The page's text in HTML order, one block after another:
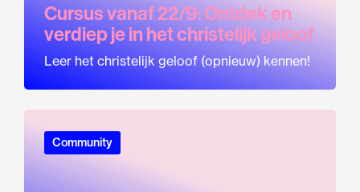
Cursus vanaf 22/9: Ontdek en
verdiep je in het christelijk geloof
Leer het christelijk geloof (opnieuw) kennen!
Community